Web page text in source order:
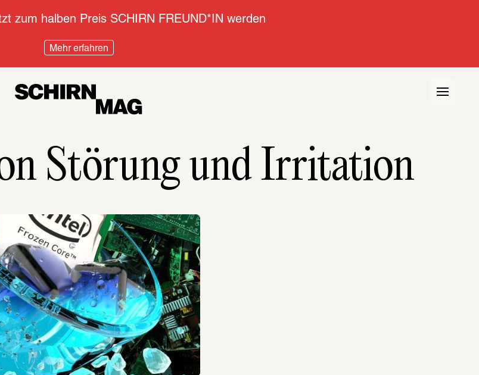
zum halben Preis SCHIRN FREUND*IN werden
Mehr erfahren
Störung und Irritation